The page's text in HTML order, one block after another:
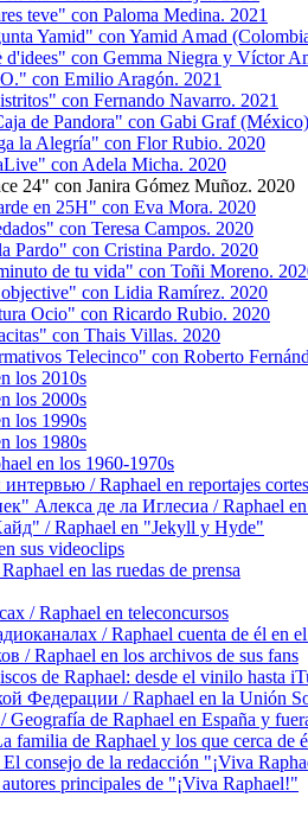
teve" con Paloma Medina. 2021
Yamid" con Yamid Amad
d'idees" con Gemma Niegra y Víctor
con Emilio Aragón. 2021
con Fernando Navarro. 2021
de Pandora" con Gabi Graf
la Alegría" con Flor Rubio. 2020
con Adela Micha. 2020
24" con Janira Gómez Muñoz. 2020
en 25H" con Eva Mora. 2020
con Teresa Campos. 2020
Pardo" con Cristina Pardo. 2020
de tu vida" con Toñi Moreno.
con Lidia Ramírez. 2020
Ocio" con Ricardo Rubio. 2020
con Thais Villas. 2020
Telecinco" con Roberto
los 2010s
los 2000s
los 1990s
los 1980s
en los 1960-1970s
/ Raphael en reportajes
Алекса де ла Иглесиа / Raphael
/ Raphael en "Jekyll y Hyde"
sus videoclips
en las ruedas de prensa
/ Raphael en teleconcursos
/ Raphael cuenta de él en
/ Raphael en los archivos de sus fans
de Raphael: desde el vinilo hasta
Федерации / Raphael en la Unión
de Raphael en España y
familia de Raphael y los que cerca de
consejo de la redacción "¡Viva
principales de "¡Viva Raphael!"